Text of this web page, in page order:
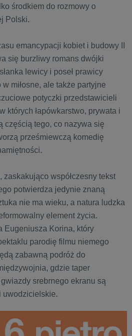
środkiem do rozmowy o
Polski.
emancypacji kobiet i budowy II
się burzliwy romans dwójki
lewicy i poseł prawicy
miłosne, ale także partyjne
potyczki przedstawicieli
których łapówkarstwo, prywata i
częścią tego, co nazywa się
prześmiewczą komedię
zaskakująco współczesny tekst
potwierdza jedynie znaną
nie ma wieku, a natura ludzka
element życia.
Eugeniusza Korina, który
parodię filmu niemego
zabawną podróż do
gdzie taper
srebrnego ekranu są
uwodzicielskie.